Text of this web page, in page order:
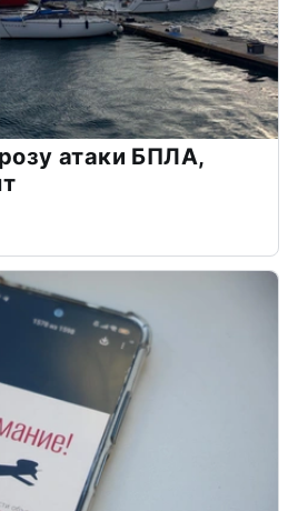
атаки БПЛА,